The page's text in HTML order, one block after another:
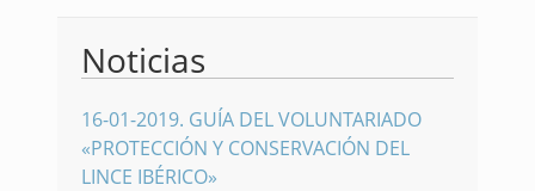
Noticias
16-01-2019. GUÍA DEL VOLUNTARIADO
«PROTECCIÓN Y CONSERVACIÓN DEL
LINCE IBÉRICO»